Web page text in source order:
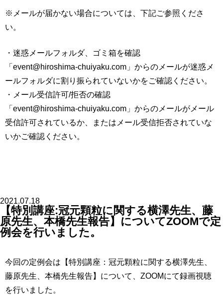
※メールが届かない場合については、下記ご参照くださ
い。
・迷惑メールフォルダ、ゴミ箱を確認
「event@hiroshima-chuiyaku.com」からのメールが迷惑メ
ールフォルダに割り振られていないかをご確認ください。
・メール受信許可/拒否の確認
「event@hiroshima-chuiyaku.com」からのメールがメール
受信許可されているか、またはメール受信拒否されていな
いかご確認ください。
2021.07.18
【特別講座:冠元顆粒に関する横澤先生、藤
原先生、本橋先生報告】についてZOOMで定
例会を行いました。
今回の定例会は【特別講座：冠元顆粒に関する横澤先生、
藤原先生、本橋先生報告】について、ZOOMにて録画視聴
を行いました。